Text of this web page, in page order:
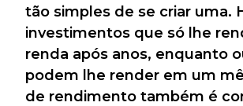
tão simples de se criar uma.
investimentos que só lhe
renda após anos, enquanto
podem lhe render em um
de rendimento também é